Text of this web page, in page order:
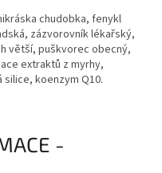
chudobka, fenykl
zázvorovník lékařský,
větší, puškvorec obecný,
extraktů z myrhy,
koenzym Q10.
-